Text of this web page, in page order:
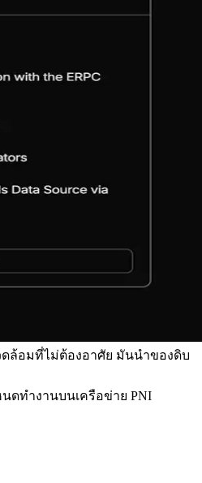
วดล้อมที่ไม่ต้องอาศัย มันนําของดิบ
นดทํางานบนเครือข่าย PNI